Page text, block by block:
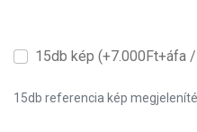
15db kép (+7.000Ft+áfa
15db referencia kép